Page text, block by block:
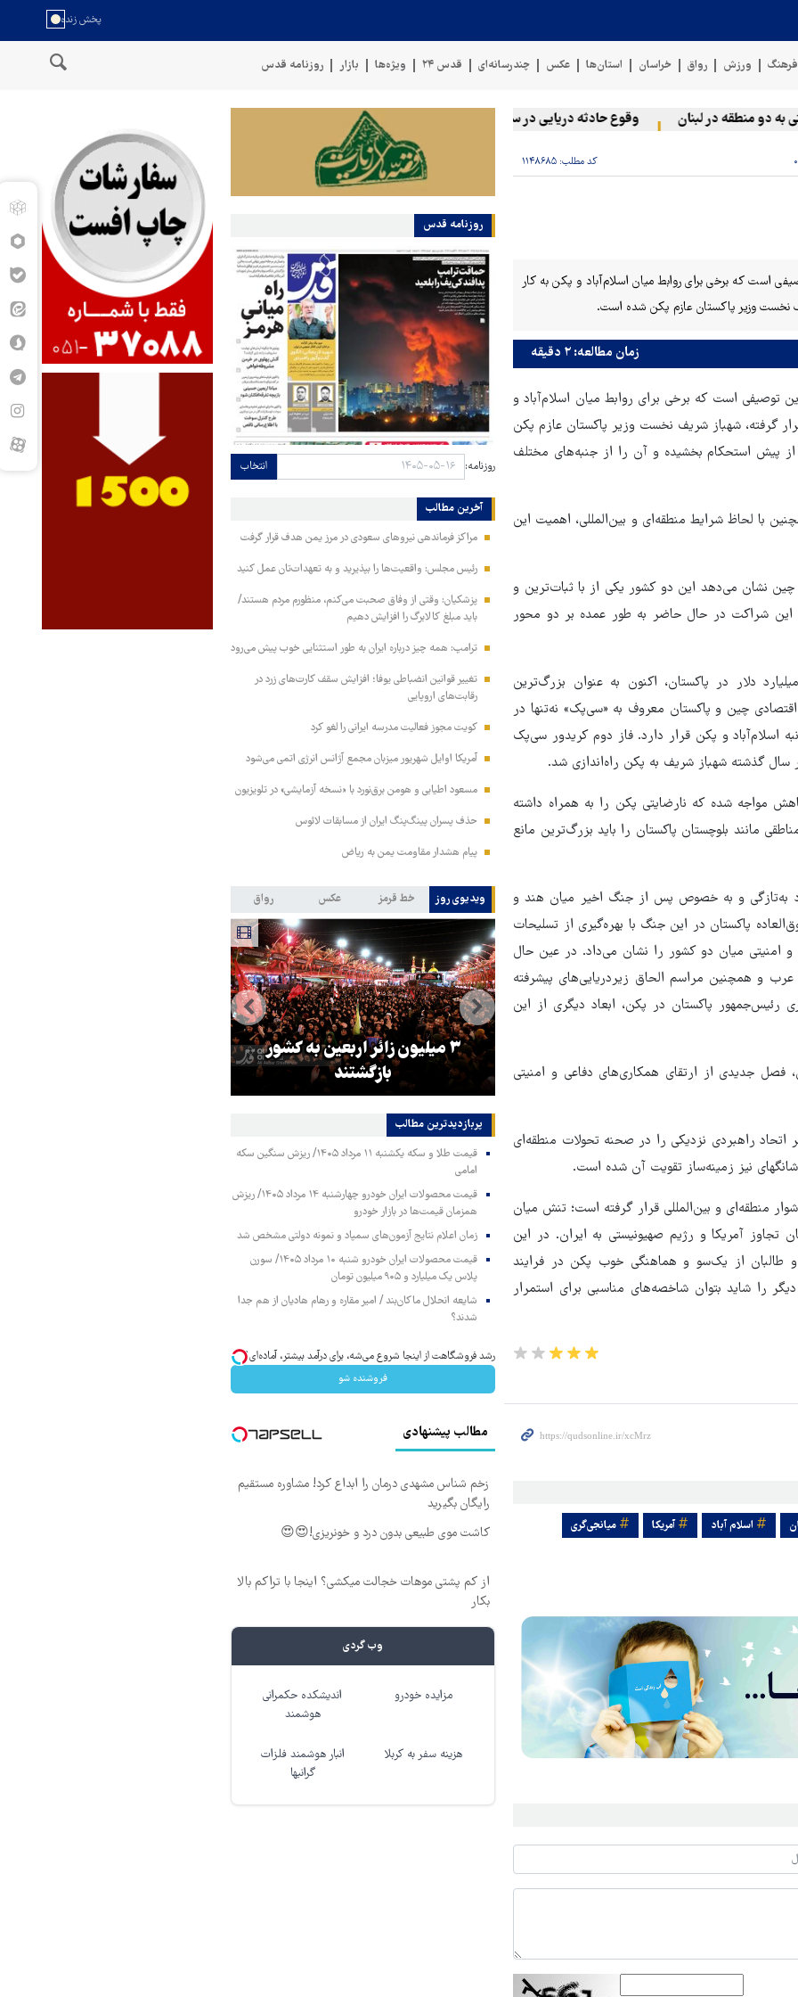
فرهنگ ورزش رواق خراسان استان‌ها عکس چندرسانه‌ای قدس ۲۴ ویژه‌ها بازار روزنامه قدس
دو منطقه در لبنان وقوع حادثه دریایی در سواحل عمان سخنگوی نیروهای مسلح یمن: کشتی نفتی عربستان را با موشک بالستیک هدف قرار
کد مطلب: ۱۱۴۸۶۸۵
است که برخی برای روابط میان اسلام‌آباد و پکن به کار
زمان مطالعه: ۲ دقیقه
توصیفی است که برخی برای روابط میان اسلام‌آباد و
که این روابط در آستانه ۷۵ سالگی خود قرار گرفته، شهباز شریف نخست وزیر پاکستان عازم پکن
پیش استحکام بخشیده و آن را از جنبه‌های مختلف
با لحاظ شرایط منطقه‌ای و بین‌المللی، اهمیت این
چین نشان می‌دهد این دو کشور یکی از با ثبات‌ترین و
این شراکت در حال حاضر به طور عمده بر دو محور
در حوزه اقتصادی؛ چین با سرمایه‌گذاری افزون‌بر ۶۰ میلیارد دلار در پاکستان، اکنون به عنوان بزرگ‌ترین
چین و پاکستان معروف به «سی‌پک» نه‌تنها در
اسلام‌آباد و پکن قرار دارد. فاز دوم کریدور سی‌پک
سال گذشته شهباز شریف به پکن راه‌اندازی شد.
مواجه شده که نارضایتی پکن را به همراه داشته
مانند بلوچستان پاکستان را باید بزرگ‌ترین مانع
به‌تازگی و به خصوص پس از جنگ اخیر میان هند و
پاکستان در این جنگ با بهره‌گیری از تسلیحات
و امنیتی میان دو کشور را نشان می‌داد. در عین حال
در دریا-۲۰۲۵ در منطقه دریای عرب و همچنین مراسم الحاق زیردریایی‌های پیشرفته
پاکستان در پکن، ابعاد دیگری از این
فصل جدیدی از ارتقای همکاری‌های دفاعی و امنیتی
اتحاد راهبردی نزدیکی را در صحنه تحولات منطقه‌ای
نیز زمینه‌ساز تقویت آن شده است.
منطقه‌ای و بین‌المللی قرار گرفته است؛ تنش میان
تجاوز آمریکا و رژیم صهیونیستی به ایران. در این
طالبان از یک‌سو و هماهنگی خوب پکن در فرایند
را شاید بتوان شاخصه‌های مناسبی برای استمرار
اسلام آباد آمریکا میانجی‌گری
روزنامه قدس
روزنامه: انتخاب
آخرین مطالب
مراکز فرماندهی نیروهای سعودی در مرز یمن هدف قرار گرفت
رئیس مجلس: واقعیت‌ها را بپذیرید و به تعهدات‌تان عمل کنید
پزشکیان: وقتی از وفاق صحبت می‌کنم، منظورم مردم هستند/
باید مبلغ کالابرگ را افزایش دهیم
ترامپ: همه چیز درباره ایران به طور استثنایی خوب پیش می‌رود
تغییر قوانین انضباطی یوفا؛ افزایش سقف کارت‌های زرد در
رقابت‌های اروپایی
کویت مجوز فعالیت مدرسه ایرانی را لغو کرد
آمریکا اوایل شهریور میزبان مجمع آژانس انرژی اتمی می‌شود
مسعود اطیابی و هومن برق‌نورد با «نسخه آزمایشی» در تلویزیون
حذف پسران پینگ‌پنگ ایران از مسابقات لائوس
پیام هشدار مقاومت یمن به ریاض
ویدیوی روز خط قرمز عکس رواق
بازگشتند
هماهنگی محور مقاومت، آمریکا را
در منطقه درمانده کرد
پربازدیدترین‌ مطالب
قیمت طلا و سکه یکشنبه ۱۱ مرداد ۱۴۰۵/ ریزش سنگین سکه
امامی
قیمت محصولات ایران خودرو چهارشنبه ۱۴ مرداد ۱۴۰۵/ ریزش
همزمان قیمت‌ها در بازار خودرو
زمان اعلام نتایج آزمون‌های سمپاد و نمونه دولتی مشخص شد
قیمت محصولات ایران خودرو شنبه ۱۰ مرداد ۱۴۰۵/ سورن
پلاس یک میلیارد و ۹۰۵ میلیون تومان
شایعه انحلال ماکان‌بند / امیر مقاره و رهام هادیان از هم جدا
شدند؟
رشد فروشگاهت از اینجا شروع می‌شه، برای درآمد بیشتر، آماده‌ای؟
فروشنده شو
مطالب پیشنهادی
زخم شناس مشهدی درمان را ابداع کرد! مشاوره مستقیم
رایگان بگیرید
کاشت موی طبیعی بدون درد و خونریزی!😍😍
از کم پشتی موهات خجالت میکشی؟ اینجا با تراکم بالا
بکار
وب گردی
مزایده خودرو
اندیشکده حکمرانی
هوشمند
هزینه سفر به کربلا
انبار هوشمند فلزات
گرانبها